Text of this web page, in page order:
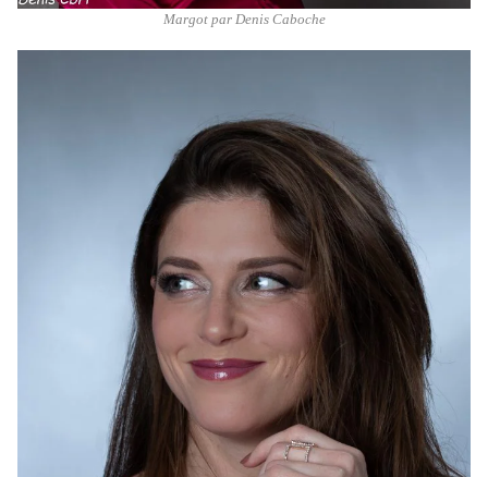
Margot par Denis Caboche